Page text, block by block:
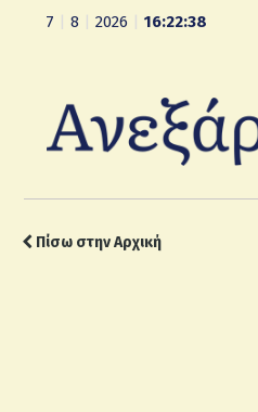
7 8 2026 16:22:39
Πίσω στην Αρχική